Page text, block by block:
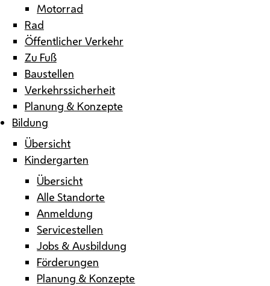
Motorrad
Rad
Öffentlicher Verkehr
Zu Fuß
Baustellen
Verkehrssicherheit
Planung & Konzepte
Bildung
Übersicht
Kindergarten
Übersicht
Alle Standorte
Anmeldung
Servicestellen
Jobs & Ausbildung
Förderungen
Planung & Konzepte